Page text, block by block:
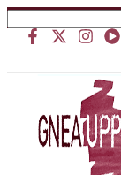
Ir
al
contenido
Buscar
…